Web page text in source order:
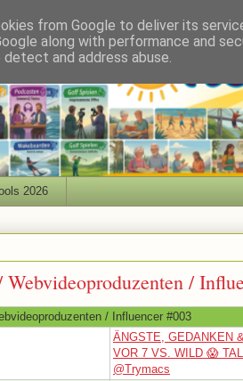
2026
Webvideoproduzenten /
/ Influencer #003
ÄNGSTE, GEDANKEN
VOR 7 VS. WILD 😱
@Trymacs
from Google to deliver its
along with performance and
and address abuse.